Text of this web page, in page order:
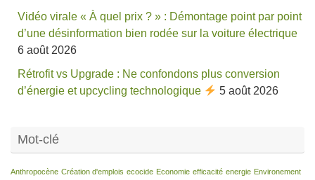
Vidéo virale « À quel prix ? » : Démontage point par point
d’une désinformation bien rodée sur la voiture électrique
6 août 2026
Rétrofit vs Upgrade : Ne confondons plus conversion
d’énergie et upcycling technologique
5 août 2026
Mot-clé
Anthropocène Création d'emplois ecocide Economie efficacité energie Environement